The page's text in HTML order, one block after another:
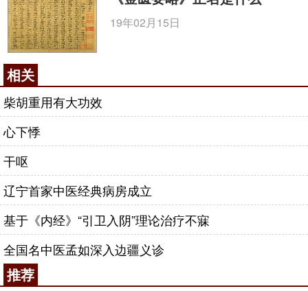
19年02月15日
相关
柴胡重用有大功效
心下悸
干呕
辽宁首家中医经典病房成立
基于《内经》“引卫入阴”理论治疗不寐
全国名中医孟如深入边疆义诊
推荐